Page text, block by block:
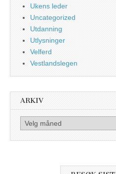
Ukens leder
Uncategorized
Utdanning
Utlysninger
Velferd
Vestlandslegen
ARKIV
Arkiv